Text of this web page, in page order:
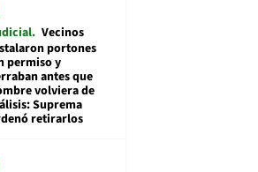
Vecinos
portones
permiso y
antes que
volviera de
Suprema
retirarlos